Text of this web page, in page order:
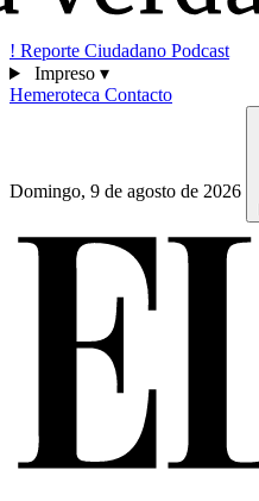
! Reporte Ciudadano Podcast
Impreso ▾
Hemeroteca Contacto
Domingo, 9 de agosto de 2026